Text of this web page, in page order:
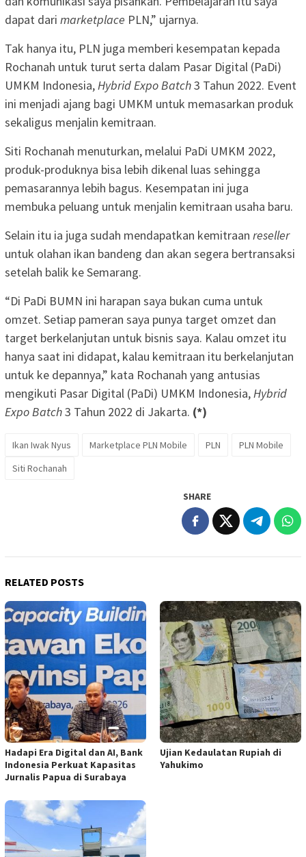
dapat dari marketplace PLN,” ujarnya.
Tak hanya itu, PLN juga memberi kesempatan kepada
Rochanah untuk turut serta dalam Pasar Digital (PaDi)
UMKM Indonesia,Hybrid Expo Batch3 Tahun 2022. Event
ini menjadi ajang bagi UMKM untuk memasarkan produk
sekaligus menjalin kemitraan.
Siti Rochanah menuturkan, melalui PaDi UMKM 2022,
produk-produknya bisa lebih dikenal luas sehingga
pemasarannya lebih bagus. Kesempatan ini juga
membuka peluang untuk menjalin kemitraan usaha baru.
Selain itu ia juga sudah mendapatkan kemitraan reseller
untuk olahan ikan bandeng dan akan segera bertransaksi
setelah balik ke Semarang.
“Di PaDi BUMN ini harapan saya bukan cuma untuk
omzet. Setiap pameran saya punya target omzet dan
target berkelanjutan untuk bisnis saya. Kalau omzet itu
hanya saat ini didapat, kalau kemitraan itu berkelanjutan
untuk ke depannya,” kata Rochanah yang antusias
mengikuti Pasar Digital (PaDi) UMKM Indonesia,Hybrid
Expo Batch3 Tahun 2022 di Jakarta. (*)
Ikan Iwak Nyus Marketplace PLN Mobile PLN
PLN Mobile
Siti Rochanah
SHARE
RELATED POSTS
Hadapi Era Digital dan AI, Bank
Indonesia Perkuat Kapasitas
Jurnalis Papua di Surabaya
Ujian Kedaulatan Rupiah di
Yahukimo